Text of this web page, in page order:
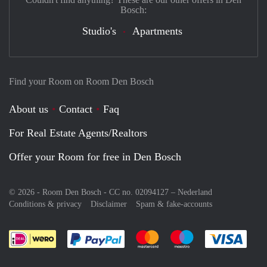
Find your Room on Room Den Bosch
About us Contact
Faq
For Real Estate Agents/Realtors
Offer your Room for free in Den Bosch
© 2026 - Room Den Bosch - CC no. 02094127 – Nederland
Conditions & privacy
Disclaimer Spam & fake-accounts
Pay easily with :payment method
Pay easily with :payment
Pay easily with
Bosch:
Studio's Apartments